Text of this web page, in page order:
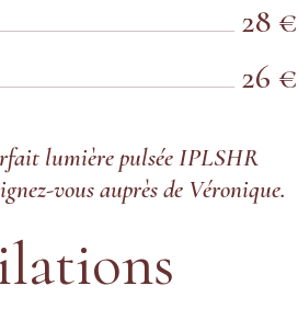
28 €
26 €
lumière pulsée IPLSHR
vous auprès de Véronique.